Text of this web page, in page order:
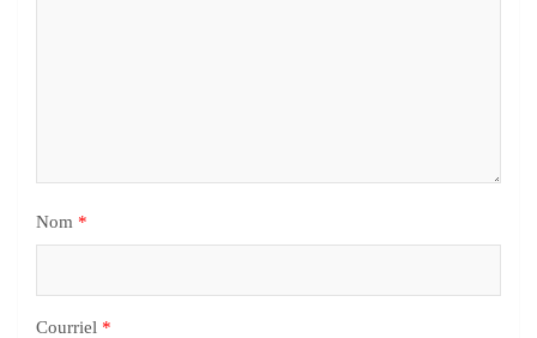
Nom *
Courriel *